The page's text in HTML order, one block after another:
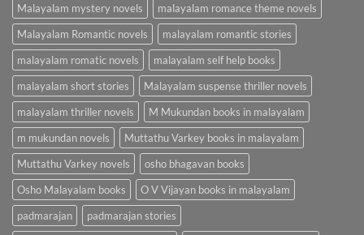
Malayalam mystery novels
malayalam romance theme novels
Malayalam Romantic novels
malayalam romantic stories
malayalam romatic novels
malayalam self help books
malayalam short stories
Malayalam suspense thriller novels
malayalam thriller novels
M Mukundan books in malayalam
m mukundan novels
Muttathu Varkey books in malayalam
Muttathu Varkey novels
osho bhagavan books
Osho Malayalam books
O V Vijayan books in malayalam
padmarajan
padmarajan stories